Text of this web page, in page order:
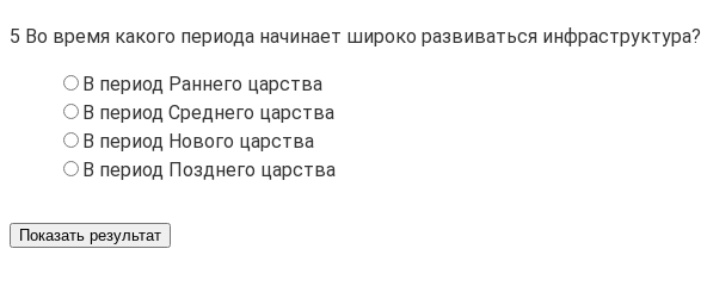
5 Во время какого периода начинает широко развиваться инфраструктура?
В период Раннего царства
В период Среднего царства
В период Нового царства
В период Позднего царства
Показать результат